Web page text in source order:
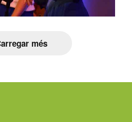
més